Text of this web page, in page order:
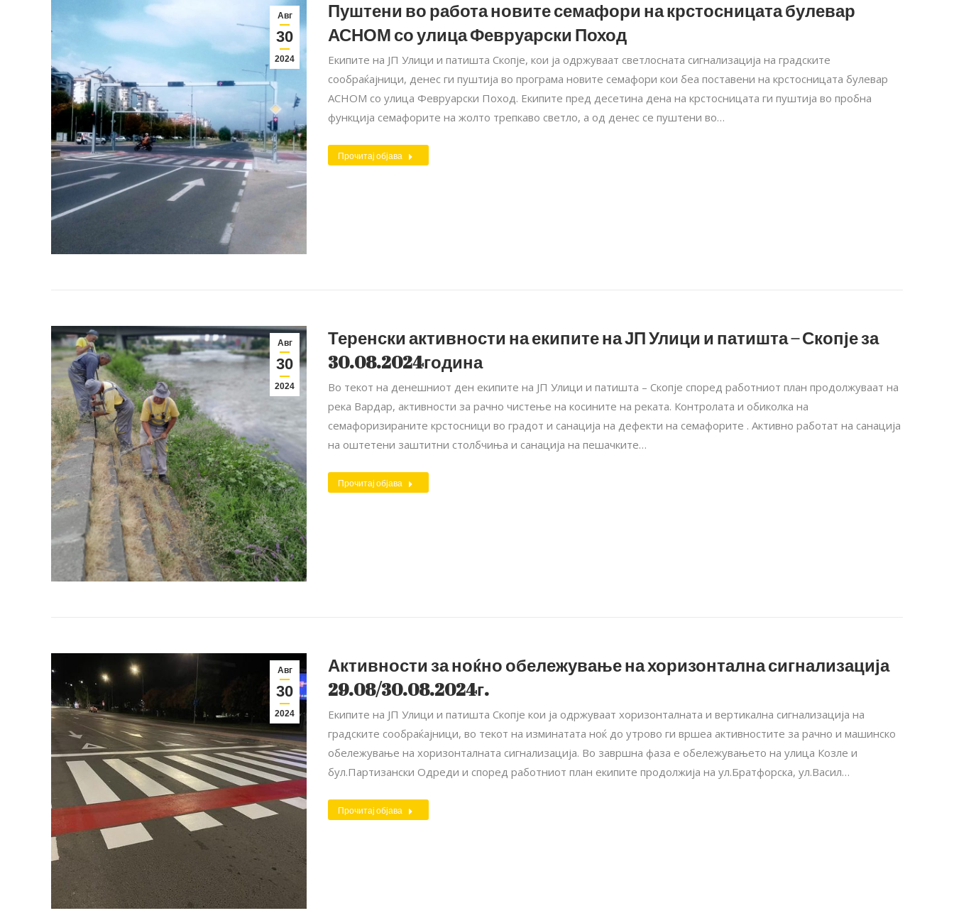
Авг
30
2024
Пуштени во работа новите семафори на крстосницата булевар
АСНОМ со улица Февруарски Поход
Екипите на ЈП Улици и патишта Скопје, кои ја одржуваат светлосната сигнализација на градските
сообраќајници, денес ги пуштија во програма новите семафори кои беа поставени на крстосницата булевар
АСНОМ со улица Февруарски Поход. Екипите пред десетина дена на крстосницата ги пуштија во пробна
функција семафорите на жолто трепкаво светло, а од денес се пуштени во…
Прочитај објава
Авг
30
2024
Теренски активности на екипите на ЈП Улици и патишта – Скопје за
30.08.2024година
Во текот на денешниот ден екипите на ЈП Улици и патишта – Скопје според работниот план продолжуваат на
река Вардар, активности за рачно чистење на косините на реката. Контролата и обиколка на
семафоризираните крстосници во градот и санација на дефекти на семафорите . Активно работат на санација
на оштетени заштитни столбчиња и санација на пешачките…
Прочитај објава
Авг
30
2024
Активности за ноќно обележување на хоризонтална сигнализација
29.08/30.08.2024г.
Екипите на ЈП Улици и патишта Скопје кои ја одржуваат хоризонталната и вертикална сигнализација на
градските сообраќајници, во текот на изминатата ноќ до утрово ги вршеа активностите за рачно и машинско
обележување на хоризонталната сигнализација. Во завршна фаза е обележувањето на улица Козле и
бул.Партизански Одреди и според работниот план екипите продолжија на ул.Братфорска, ул.Васил…
Прочитај објава